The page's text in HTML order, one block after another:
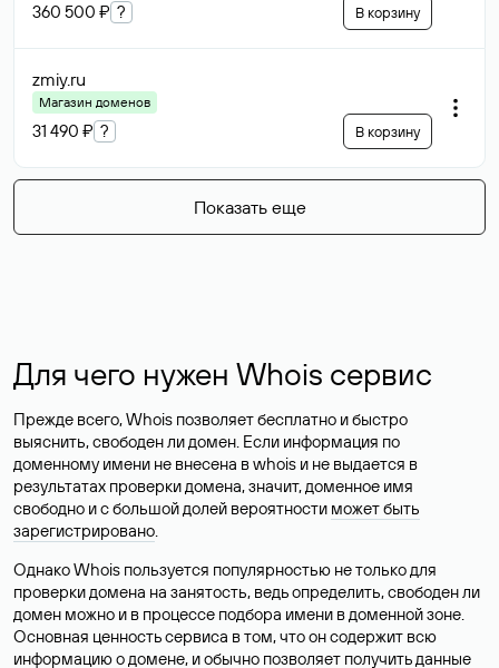
360 500 ₽ ? В корзину
zmiy.ru
Магазин доменов
31 490 ₽ ? В корзину
Показать еще
Для чего нужен Whois сервис
Прежде всего, Whois позволяет бесплатно и быстро
выяснить, свободен ли домен. Если информация по
доменному имени не внесена в whois и не выдается в
результатах проверки домена, значит, доменное имя
свободно и с большой долей вероятности может быть
зарегистрировано.
Однако Whois пользуется популярностью не только для
проверки домена на занятость, ведь определить, свободен ли
домен можно и в процессе подбора имени в доменной зоне.
Основная ценность сервиса в том, что он содержит всю
информацию о домене, и обычно позволяет получить данные